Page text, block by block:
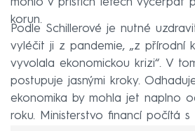
korun.
Podle Schillerové je nutné
vyléčit ji z pandemie, „z přírodní
vyvolala ekonomickou krizi“. V
postupuje jasnými kroky.
ekonomika by mohla jet naplno
roku. Ministerstvo financí počítá s